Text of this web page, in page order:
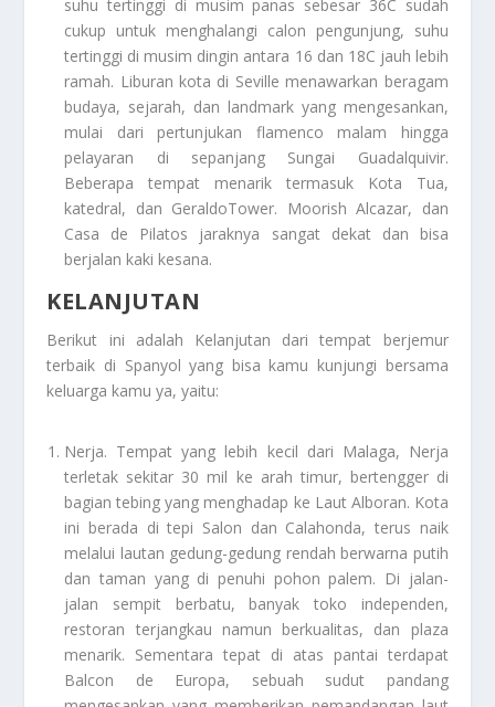
suhu tertinggi di musim panas sebesar 36C sudah
cukup untuk menghalangi calon pengunjung, suhu
tertinggi di musim dingin antara 16 dan 18C jauh lebih
ramah. Liburan kota di Seville menawarkan beragam
budaya, sejarah, dan landmark yang mengesankan,
mulai dari pertunjukan flamenco malam hingga
pelayaran di sepanjang Sungai Guadalquivir.
Beberapa tempat menarik termasuk Kota Tua,
katedral, dan GeraldoTower. Moorish Alcazar, dan
Casa de Pilatos jaraknya sangat dekat dan bisa
berjalan kaki kesana.
KELANJUTAN
Berikut ini adalah Kelanjutan dari tempat berjemur
terbaik di Spanyol yang bisa kamu kunjungi bersama
keluarga kamu ya, yaitu:
Nerja. Tempat yang lebih kecil dari Malaga, Nerja
terletak sekitar 30 mil ke arah timur, bertengger di
bagian tebing yang menghadap ke Laut Alboran. Kota
ini berada di tepi Salon dan Calahonda, terus naik
melalui lautan gedung-gedung rendah berwarna putih
dan taman yang di penuhi pohon palem. Di jalan-
jalan sempit berbatu, banyak toko independen,
restoran terjangkau namun berkualitas, dan plaza
menarik. Sementara tepat di atas pantai terdapat
Balcon de Europa, sebuah sudut pandang